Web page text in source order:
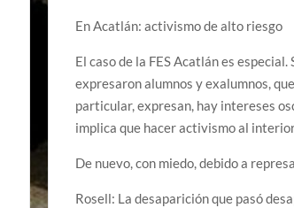
En Acatlán: activismo de alto riesgo
El caso de la FES Acatlán es
expresaron alumnos y exalumnos,
particular, expresan, hay intereses
implica que hacer activismo al
De nuevo, con miedo, debido a
Rosell: La desaparición que pasó